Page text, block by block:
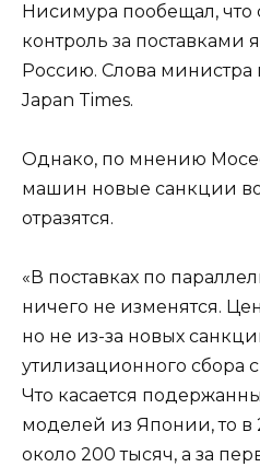
Нисимура пообещал, что
контроль за поставками
Россию. Слова
Japan Times.
Однако, по мнению
машин новые санкции
отразятся.
«В поставках по
ничего не изменятся.
но не из-за новых
утилизационного сбора с
Что касается
моделей из Японии, то в
около 200 тысяч, а за